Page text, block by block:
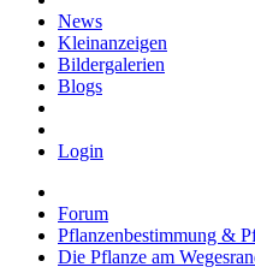
News
Kleinanzeigen
Bildergalerien
Blogs
Login
Forum
Pflanzenbestimmung &
Die Pflanze am